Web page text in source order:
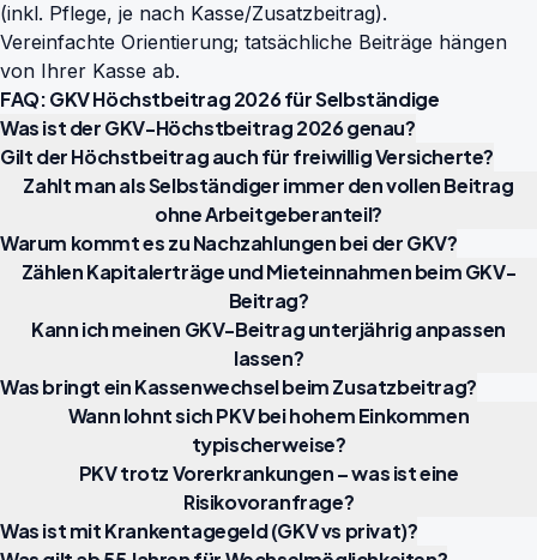
(inkl. Pflege, je nach Kasse/Zusatzbeitrag).
Vereinfachte Orientierung; tatsächliche Beiträge hängen
von Ihrer Kasse ab.
FAQ: GKV Höchstbeitrag 2026 für Selbständige
Was ist der GKV-Höchstbeitrag 2026 genau?
Gilt der Höchstbeitrag auch für freiwillig Versicherte?
Zahlt man als Selbständiger immer den vollen Beitrag
ohne Arbeitgeberanteil?
Warum kommt es zu Nachzahlungen bei der GKV?
Zählen Kapitalerträge und Mieteinnahmen beim GKV-
Beitrag?
Kann ich meinen GKV-Beitrag unterjährig anpassen
lassen?
Was bringt ein Kassenwechsel beim Zusatzbeitrag?
Wann lohnt sich PKV bei hohem Einkommen
typischerweise?
PKV trotz Vorerkrankungen – was ist eine
Risikovoranfrage?
Was ist mit Krankentagegeld (GKV vs privat)?